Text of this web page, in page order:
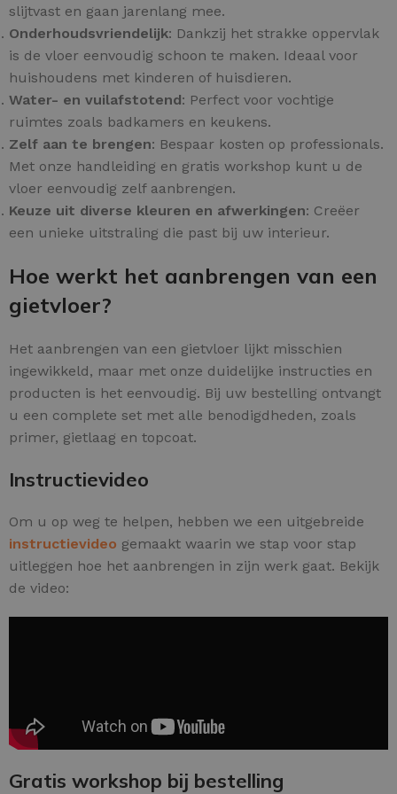
slijtvast en gaan jarenlang mee.
Onderhoudsvriendelijk: Dankzij het strakke oppervlak
is de vloer eenvoudig schoon te maken. Ideaal voor
huishoudens met kinderen of huisdieren.
Water- en vuilafstotend: Perfect voor vochtige
ruimtes zoals badkamers en keukens.
Zelf aan te brengen: Bespaar kosten op professionals.
Met onze handleiding en gratis workshop kunt u de
vloer eenvoudig zelf aanbrengen.
Keuze uit diverse kleuren en afwerkingen: Creëer
een unieke uitstraling die past bij uw interieur.
Hoe werkt het aanbrengen van een
gietvloer?
Het aanbrengen van een gietvloer lijkt misschien
ingewikkeld, maar met onze duidelijke instructies en
producten is het eenvoudig. Bij uw bestelling ontvangt
u een complete set met alle benodigdheden, zoals
primer, gietlaag en topcoat.
Instructievideo
Om u op weg te helpen, hebben we een uitgebreide
instructievideo gemaakt waarin we stap voor stap
uitleggen hoe het aanbrengen in zijn werk gaat. Bekijk
de video:
Gratis workshop bij bestelling